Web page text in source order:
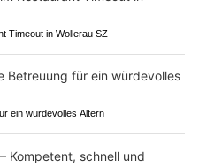
Timeout in Wollerau SZ
ein würdevolles Altern